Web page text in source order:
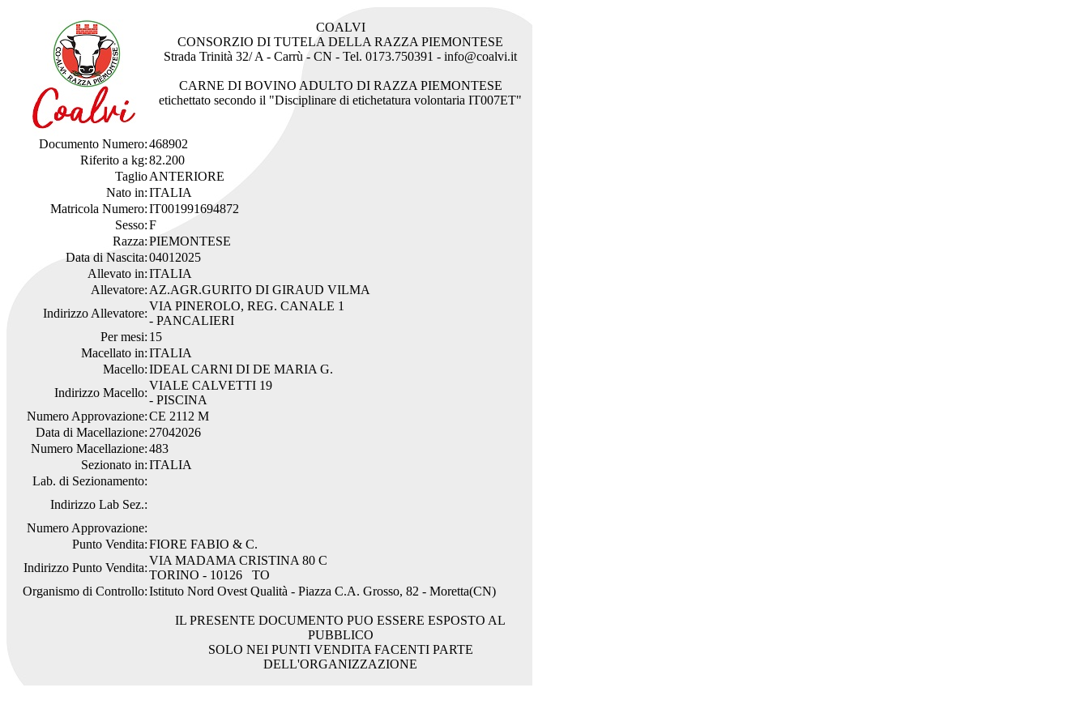
COALVI
CONSORZIO DI TUTELA DELLA RAZZA PIEMONTESE
Strada Trinità 32/ A - Carrù - CN - Tel. 0173.750391 - info@coalvi.it
CARNE DI BOVINO ADULTO DI RAZZA PIEMONTESE
etichettato secondo il "Disciplinare di etichetatura volontaria IT007ET"
Documento Numero:468902
Riferito a kg:82.200
TaglioANTERIORE
Nato in:ITALIA
Matricola Numero:IT001991694872
Sesso:F
Razza:PIEMONTESE
Data di Nascita:04012025
Allevato in:ITALIA
Allevatore: AZ.AGR.GURITO DI GIRAUD VILMA
Indirizzo Allevatore:
VIA PINEROLO, REG. CANALE 1
- PANCALIERI
Per mesi: 15
Macellato in:ITALIA
Macello:IDEAL CARNI DI DE MARIA G.
Indirizzo Macello:
VIALE CALVETTI 19
- PISCINA
Numero Approvazione:CE 2112 M
Data di Macellazione: 27042026
Numero Macellazione:483
Sezionato in:ITALIA
Lab. di Sezionamento:
Indirizzo Lab Sez.:
Numero Approvazione:
Punto Vendita:FIORE FABIO & C.
Indirizzo Punto Vendita:
VIA MADAMA CRISTINA 80 C
TORINO - 10126 TO
Organismo di Controllo:Istituto Nord Ovest Qualità - Piazza C.A. Grosso, 82 - Moretta(CN)
IL PRESENTE DOCUMENTO PUO ESSERE ESPOSTO AL
PUBBLICO
SOLO NEI PUNTI VENDITA FACENTI PARTE
DELL'ORGANIZZAZIONE